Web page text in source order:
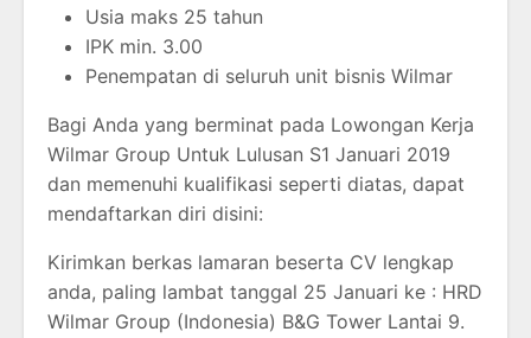
Usia maks 25 tahun
IPK min. 3.00
Penempatan di seluruh unit bisnis Wilmar
Bagi Anda yang berminat pada Lowongan Kerja
Wilmar Group Untuk Lulusan S1 Januari 2019
dan memenuhi kualifikasi seperti diatas, dapat
mendaftarkan diri disini:
Kirimkan berkas lamaran beserta CV lengkap
anda, paling lambat tanggal 25 Januari ke : HRD
Wilmar Group (Indonesia) B&G Tower Lantai 9.